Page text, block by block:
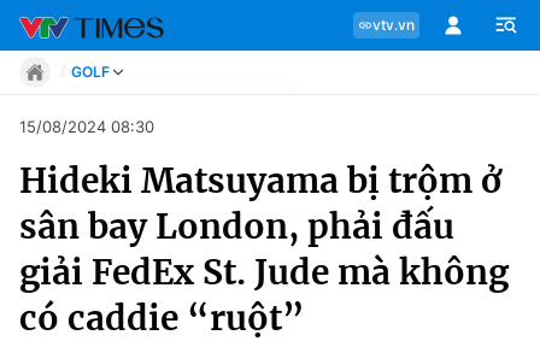
vtv.vn
Chuyên mục
Tin tức
Move
GOLF
Move
Phong cách
Sự kiện
Bóng đá
Thể thao điện tử
Các môn khác
15/08/2024 08:30
Hideki Matsuyama bị trộm ở
sân bay London, phải đấu
giải FedEx St. Jude mà không
có caddie “ruột”